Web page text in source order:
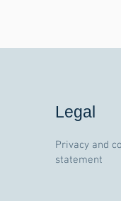
Legal
Privacy and
statement